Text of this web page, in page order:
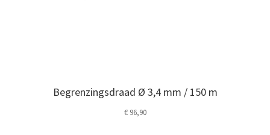
Begrenzingsdraad Ø 3,4 mm / 150 m
€96,90